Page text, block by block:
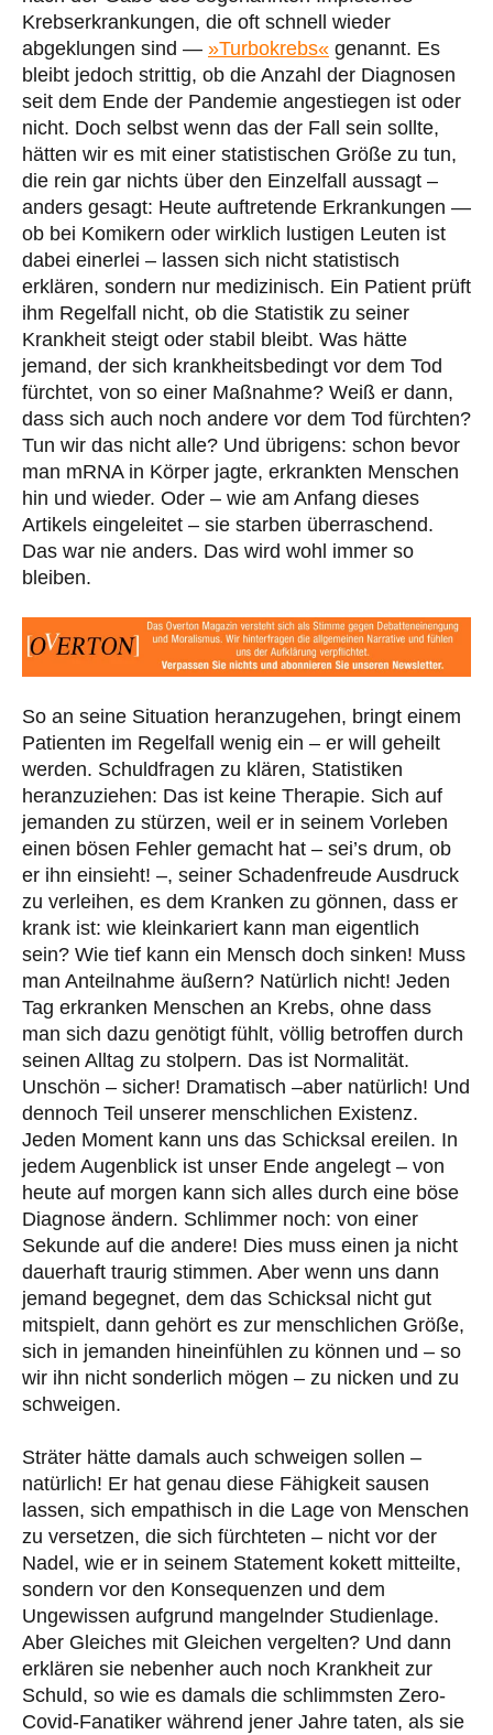
Krebserkrankungen, die oft schnell wieder
abgeklungen sind — »Turbokrebs« genannt. Es
bleibt jedoch strittig, ob die Anzahl der Diagnosen
seit dem Ende der Pandemie angestiegen ist oder
nicht. Doch selbst wenn das der Fall sein sollte,
hätten wir es mit einer statistischen Größe zu tun,
die rein gar nichts über den Einzelfall aussagt –
anders gesagt: Heute auftretende Erkrankungen —
ob bei Komikern oder wirklich lustigen Leuten ist
dabei einerlei – lassen sich nicht statistisch
erklären, sondern nur medizinisch. Ein Patient prüft
ihm Regelfall nicht, ob die Statistik zu seiner
Krankheit steigt oder stabil bleibt. Was hätte
jemand, der sich krankheitsbedingt vor dem Tod
fürchtet, von so einer Maßnahme? Weiß er dann,
dass sich auch noch andere vor dem Tod fürchten?
Tun wir das nicht alle? Und übrigens: schon bevor
man mRNA in Körper jagte, erkrankten Menschen
hin und wieder. Oder – wie am Anfang dieses
Artikels eingeleitet – sie starben überraschend.
Das war nie anders. Das wird wohl immer so
bleiben.
So an seine Situation heranzugehen, bringt einem
Patienten im Regelfall wenig ein – er will geheilt
werden. Schuldfragen zu klären, Statistiken
heranzuziehen: Das ist keine Therapie. Sich auf
jemanden zu stürzen, weil er in seinem Vorleben
einen bösen Fehler gemacht hat – sei’s drum, ob
er ihn einsieht! –, seiner Schadenfreude Ausdruck
zu verleihen, es dem Kranken zu gönnen, dass er
krank ist: wie kleinkariert kann man eigentlich
sein? Wie tief kann ein Mensch doch sinken! Muss
man Anteilnahme äußern? Natürlich nicht! Jeden
Tag erkranken Menschen an Krebs, ohne dass
man sich dazu genötigt fühlt, völlig betroffen durch
seinen Alltag zu stolpern. Das ist Normalität.
Unschön – sicher! Dramatisch –aber natürlich! Und
dennoch Teil unserer menschlichen Existenz.
Jeden Moment kann uns das Schicksal ereilen. In
jedem Augenblick ist unser Ende angelegt – von
heute auf morgen kann sich alles durch eine böse
Diagnose ändern. Schlimmer noch: von einer
Sekunde auf die andere! Dies muss einen ja nicht
dauerhaft traurig stimmen. Aber wenn uns dann
jemand begegnet, dem das Schicksal nicht gut
mitspielt, dann gehört es zur menschlichen Größe,
sich in jemanden hineinfühlen zu können und – so
wir ihn nicht sonderlich mögen – zu nicken und zu
schweigen.
Sträter hätte damals auch schweigen sollen –
natürlich! Er hat genau diese Fähigkeit sausen
lassen, sich empathisch in die Lage von Menschen
zu versetzen, die sich fürchteten – nicht vor der
Nadel, wie er in seinem Statement kokett mitteilte,
sondern vor den Konsequenzen und dem
Ungewissen aufgrund mangelnder Studienlage.
Aber Gleiches mit Gleichen vergelten? Und dann
erklären sie nebenher auch noch Krankheit zur
Schuld, so wie es damals die schlimmsten Zero-
Covid-Fanatiker während jener Jahre taten, als sie